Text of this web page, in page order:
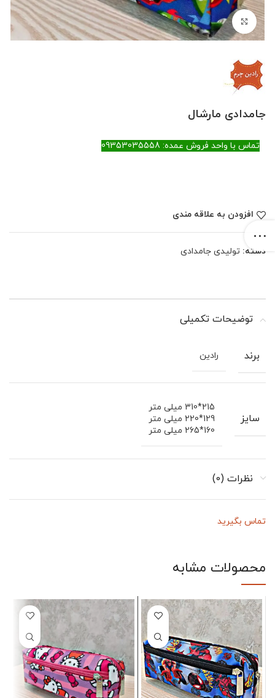
بزرگنمایی تصویر
جامدادی مارشال
تماس با واحد فروش عمده: 09353035558
افزودن به علاقه مندی
دسته: تولیدی جامدادی
توضیحات تکمیلی
برند رادین
سایز
215*310 میلی متر
129*220 میلی متر
160*265 میلی متر
نظرات (0)
تماس بگیرید
محصولات مشابه